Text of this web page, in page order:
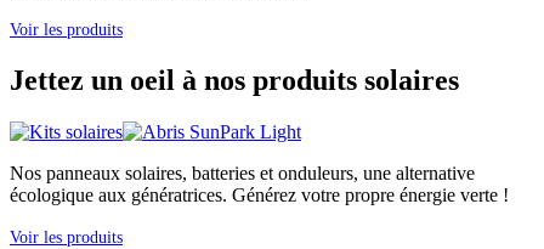
Voir les produits
Jettez un oeil à nos produits solaires
Nos panneaux solaires, batteries et onduleurs, une alternative
écologique aux génératrices. Générez votre propre énergie verte !
Voir les produits